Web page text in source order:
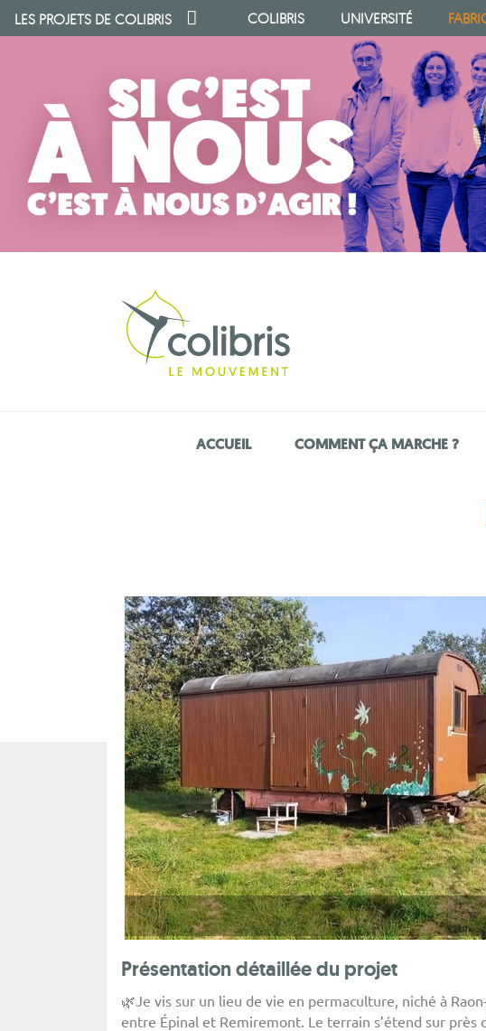
LES PROJETS DE COLIBRIS COLIBRIS UNIVERSITÉ
ACCUEIL COMMENT ÇA MARCHE ?
<
Présentation détaillée du projet
🌿Je vis sur un lieu de vie en permaculture, niché à
entre Épinal et Remiremont. Le terrain s’étend sur